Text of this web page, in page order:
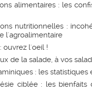
alimentaires : les
nutritionnelles :
l'agroalimentaire
ouvrez l'oeil !
de la salade, à vos
: les statistiques
ciblée : les